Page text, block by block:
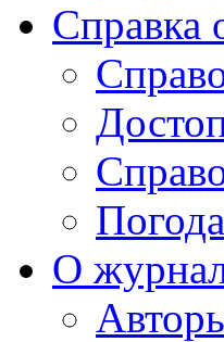
Справка
Погода
О